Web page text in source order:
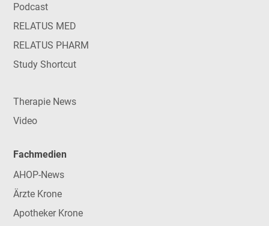
Podcast
RELATUS MED
RELATUS PHARM
Study Shortcut
Therapie News
Video
Fachmedien
AHOP-News
Ärzte Krone
Apotheker Krone